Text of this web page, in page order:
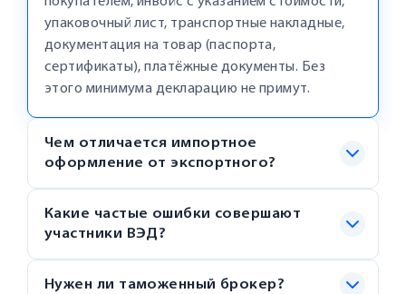
упаковочный лист, транспортные накладные,
документация на товар (паспорта,
сертификаты), платёжные документы. Без
этого минимума декларацию не примут.
Чем отличается импортное
оформление от экспортного?
Какие частые ошибки совершают
участники ВЭД?
Нужен ли таможенный брокер?